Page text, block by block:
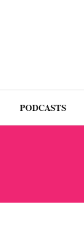
PODCASTS